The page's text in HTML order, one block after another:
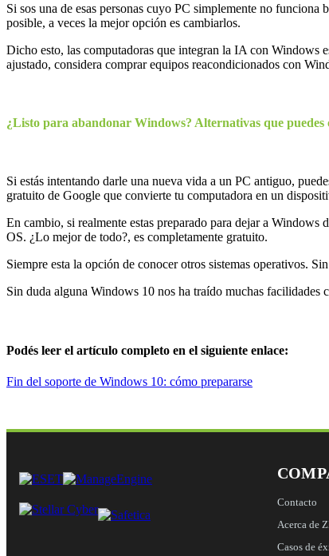
Si sos una de esas personas cuyo PC simplemente no
posible, a veces la mejor opción es cambiarlos.
Dicho esto, las computadoras que integran la IA con Windows
ajustado, considera comprar equipos reacondicionados con
¿Listo para abandonar Windows? Alternativas que puedes
Si estás intentando darle una nueva vida a un PC antiguo,
gratuito de Google que convierte tu computadora en un
En cambio, si realmente estas preparado para dejar a
OS. ¿Lo mejor de todo?, es completamente gratuito.
Siempre esta la opción de conocer otros sistemas operativos.
Sin duda alguna Windows 10 nos ha traído muchas facilidades
Podés leer el artículo completo en el siguiente enlace:
Fin del soporte de Windows 10: cómo prepararse
Contacto
Acerca de
Casos de